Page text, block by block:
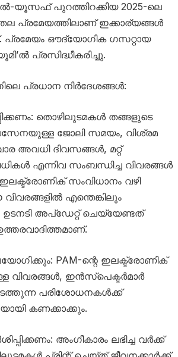
പുറത്തിറക്കിയ 2025-ലെ
പ്രമേയത്തിലാണ് ഇക്കാര്യങ്ങൾ
പ്രമേയം ഔദ്യോഗിക ഗസറ്റായ
പ്രസിദ്ധീകരിച്ചു.
പ്രധാന നിർദേശങ്ങൾ:
തൊഴിലുടമകൾ തങ്ങളുടെ
ജോലി സമയം, വിശ്രമ
അവധി ദിവസങ്ങൾ, മറ്റ്
എന്നിവ സംബന്ധിച്ച വിവരങ്ങൾ
ഇലക്ട്രോണിക് സംവിധാനം വഴി
എന്തെങ്കിലും
ഉടനടി അപ്ഡേറ്റ് ചെയ്യേണ്ടത്
PAM-ന്റെ ഇലക്ട്രോണിക്
വിവരങ്ങൾ, ഇൻസ്പെക്ടർമാർ
പരിശോധനകൾക്ക്
കണക്കാക്കും.
അംഗീകാരം ലഭിച്ച വർക്ക്